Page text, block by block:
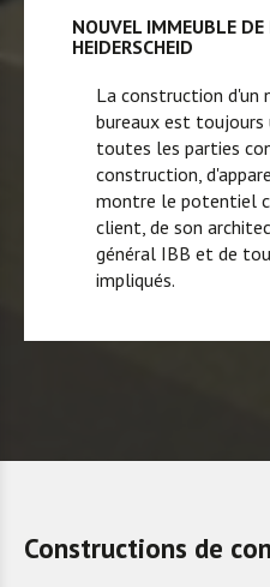
NOUVEL IMMEUBLE DE
HEIDERSCHEID
La construction d'un
bureaux est toujours
toutes les parties
construction,
montre le potentiel
client, de son
général IBB et de
impliqués.
Constructions de